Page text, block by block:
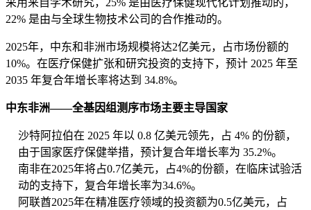
采用来自学术研究，25% 是由医疗保健现代化计划推动的，
22% 是由与全球生物技术公司的合作推动的。
2025年，中东和非洲市场规模将达2亿美元，占市场份额的
10%。在医疗保健扩张和研究投资的支持下，预计 2025 年至
2035 年复合年增长率将达到 34.8%。
中东非洲——全基因组测序市场主要主导国家
沙特阿拉伯在 2025 年以 0.8 亿美元领先，占 4% 的份额，
由于国家医疗保健举措，预计复合年增长率为 35.2%。
南非在2025年将占0.7亿美元，占4%的份额，在临床试验活
动的支持下，复合年增长率为34.6%。
阿联酋2025年在精准医疗领域的投资额为0.5亿美元，占